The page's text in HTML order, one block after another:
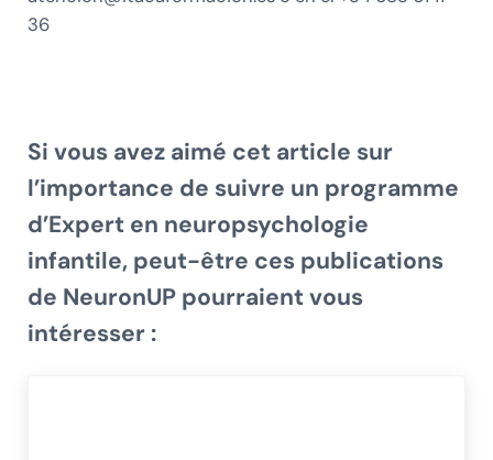
36
Si vous avez aimé cet article sur
l’importance de suivre un programme
d’Expert en neuropsychologie
infantile,peut-être ces publications
de NeuronUPpourraient vous
intéresser :